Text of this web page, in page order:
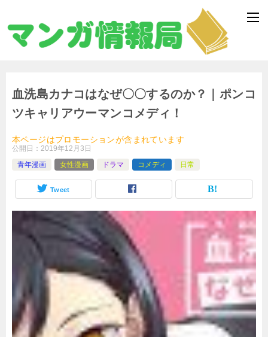
血洗島カナコはなぜ〇〇するのか？｜ポンコ
ツキャリアウーマンコメディ！
本ページはプロモーションが含まれています
公開日： 2019年12月3日
青年漫画
女性漫画 ドラマ コメディ 日常
Tweet